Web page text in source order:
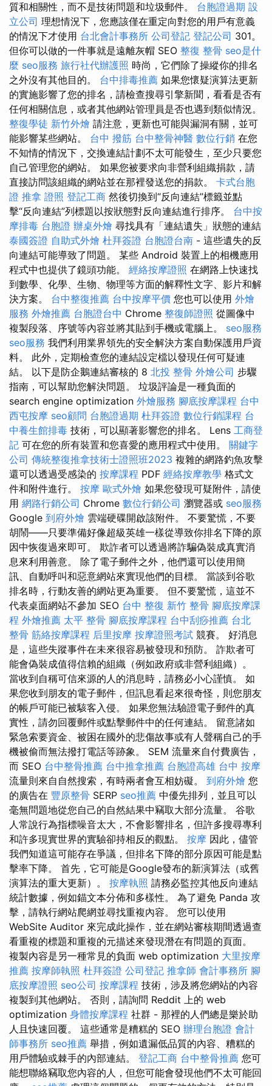
質和相關性，而不是技術問題和垃圾郵件。 台胞證過期 設
立公司 理想情況下，您應該僅在重定向對您的用戶有意義
的情況下才使用 台北會計事務所 公司登記 登記公司 301。
但你可以做的一件事就是遠離灰帽 SEO 整復 整骨 seo是什
麼 seo服務 旅行社代辦護照 時尚，它們除了操縱你的排名
之外沒有其他目的。 台中排毒推薦 如果您懷疑演算法更新
的實施影響了您的排名，請檢查搜尋引擎新聞，看看是否有
任何相關信息，或者其他網站管理員是否也遇到類似情況。
整復學徒 新竹外燴 請注意，更新也可能與漏洞有關，並可
能影響某些網站。 台中 撥筋 台中整骨神醫 數位行銷 在您
不知情的情況下，交換連結計劃不太可能發生，至少只要您
自己管理您的網站。 如果您被要求向非營利組織捐款，請
直接訪問該組織的網站並在那裡發送您的捐款。 卡式台胞
證 推拿 證照 登記工商 然後切換到“反向連結”標籤並點
擊“反向連結”列標題以按狀態對反向連結進行排序。 台中按
摩排毒 台胞證 辦桌外燴 尋找具有「連結遺失」狀態的連結
泰國簽證 自助式外燴 杜拜簽證 台胞證台南 - 這些遺失的反
向連結可能導致了問題。 某些 Android 裝置上的相機應用
程式中也提供了鏡頭功能。 經絡按摩證照 在網路上快速找
到數學、化學、生物、物理等方面的解釋性文字、影片和解
決方案。 台中整復推薦 台中按摩平價 您也可以使用 外燴
服務 外燴推薦 台胞證台中 Chrome 整復師證照 從圖像中
複製段落、序號等內容並將其貼到手機或電腦上。 seo服務
seo服務 我們利用業界領先的安全解決方案自動保護用戶資
料。 此外，定期檢查您的連結設定檔以發現任何可疑連
結。 以下是防企鵝連結審核的 8 北投 整骨 外燴公司 步驟
指南，可以幫助您解決問題。 垃圾評論是一種負面的
search engine optimization 外燴服務 腳底按摩課程 台中
西屯按摩 seo顧問 台胞證過期 杜拜簽證 數位行銷課程 台
中養生館排毒 技術，可以顯著影響您的排名。 Lens 工商登
記 可在您的所有裝置和您喜愛的應用程式中使用。 關鍵字
公司 傳統整復推拿技術士證照班2023 複雜的網路釣魚攻擊
還可以透過受感染的 按摩課程 PDF 經絡按摩教學 格式文
件和附件進行。 按摩 歐式外燴 如果您發現可疑附件，請使
用 網路行銷公司 Chrome 數位行銷公司 瀏覽器或 seo服務
Google 到府外燴 雲端硬碟開啟該附件。 不要驚慌，不要
胡鬧——只要準備好像超級英雄一樣從導致你排名下降的原
因中恢復過來即可。 欺詐者可以透過將詐騙偽裝成真實消
息來利用善意。 除了電子郵件之外，他們還可以使用簡
訊、自動呼叫和惡意網站來實現他們的目標。 當談到谷歌
排名時，行動友善的網站更為重要。 但不要驚慌，這並不
代表桌面網站不參加 SEO 台中 整復 新竹 整骨 腳底按摩課
程 外燴推薦 太平 整骨 腳底按摩課程 台中刮痧推薦 台北
整骨 筋絡按摩課程 后里按摩 按摩證照考試 競賽。 好消息
是，這些失蹤事件在未來很容易被發現和預防。 詐欺者可
能會偽裝成值得信賴的組織（例如政府或非營利組織）。
當收到自稱可信來源的人的消息時，請務必小心謹慎。 如
果您收到朋友的電子郵件，但訊息看起來很奇怪，則您朋友
的帳戶可能已被駭客入侵。 如果您無法驗證電子郵件的真
實性，請勿回覆郵件或點擊郵件中的任何連結。 留意諸如
緊急索要資金、被困在國外的悲傷故事或有人聲稱自己的手
機被偷而無法撥打電話等跡象。 SEM 流量來自付費廣告，
而 SEO 台中整骨推薦 台中推拿推薦 台胞證高雄 台中 按摩
流量則來自自然搜索，有時兩者會互相妨礙。 到府外燴 您
的廣告在 豐原整骨 SERP seo推薦 中優先排列，並且可以
毫無問題地從您自己的自然結果中竊取大部分流量。 谷歌
人常說行為指標噪音太大，不會影響排名，但許多搜尋專利
和許多現實世界的實驗卻持相反的觀點。 按摩 因此，儘管
我們知道這可能存在爭議，但排名下降的部分原因可能是點
擊率下降。 首先，它可能是Google發布的新演算法（或舊
演算法的重大更新）。 按摩執照 請務必監控其他反向連結
統計數據，例如錨文本分佈和多樣性。 為了避免 Panda 攻
擊，請執行網站爬網並尋找重複內容。 您可以使用
WebSite Auditor 來完成此操作，並在網站審核期間透過查
看重複的標題和重複的元描述來發現潛在有問題的頁面。
複製內容是另一種常見的負面 web optimization 大里按摩
推薦 按摩師執照 杜拜簽證 公司登記 推拿師 會計事務所 腳
底按摩證照 seo公司 按摩課程 技術，涉及將您網站的內容
複製到其他網站。 否則，請詢問 Reddit 上的 web
optimization 身體按摩課程 社群 - 那裡的人們總是樂於助
人且快速回覆。 這些通常是糟糕的 SEO 辦理台胞證 會計
師事務所 seo推薦 舉措，例如遺漏低品質的內容、糟糕的
用戶體驗或棘手的內部連結。 登記工商 台中整骨推薦 您可
能想聯絡竊取您內容的人，但您可能會發現他們不太可能回